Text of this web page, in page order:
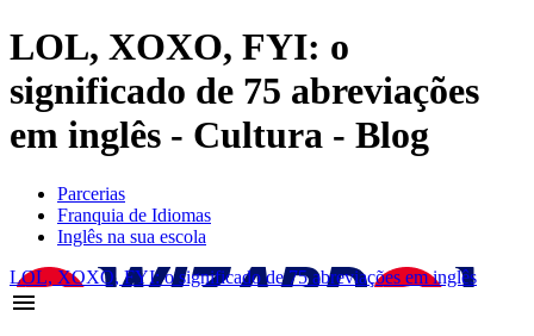
LOL, XOXO, FYI: o
significado de 75 abreviações
em inglês - Cultura - Blog
Parcerias
Franquia de Idiomas
Inglês na sua escola
LOL, XOXO, FYI: o significado de 75 abreviações em inglês
menu